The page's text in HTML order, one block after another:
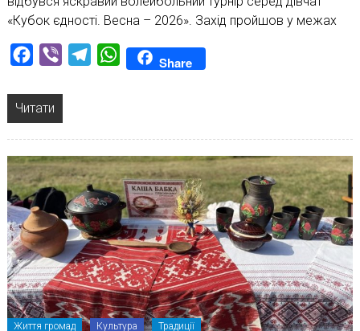
«Кубок єдності. Весна – 2026». Захід пройшов у межах
Facebook
Viber TelegramWhatsAppShare
Читати
Життя громад Культура Традиції